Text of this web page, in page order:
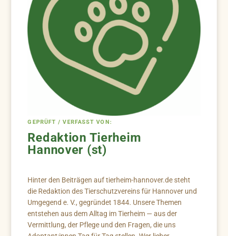
GEPRÜFT / VERFASST VON:
Redaktion Tierheim
Hannover (st)
Hinter den Beiträgen auf tierheim-hannover.de steht
die Redaktion des Tierschutzvereins für Hannover und
Umgegend e. V., gegründet 1844. Unsere Themen
entstehen aus dem Alltag im Tierheim — aus der
Vermittlung, der Pflege und den Fragen, die uns